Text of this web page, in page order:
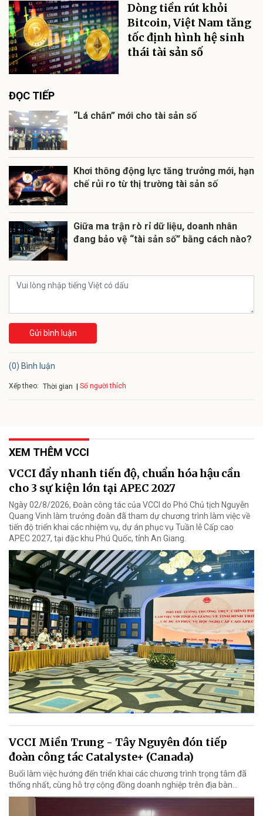
Dòng tiền rút khỏi
Bitcoin, Việt Nam tăng
tốc định hình hệ sinh
thái tài sản số
ĐỌC TIẾP
“Lá chắn” mới cho tài sản số
Khơi thông động lực tăng trưởng mới, hạn
chế rủi ro từ thị trường tài sản số
Giữa ma trận rò rỉ dữ liệu, doanh nhân
đang bảo vệ “tài sản số” bằng cách nào?
Gửi bình luận
(0) Bình luận
Xếp theo: Thời gian Số người thích
XEM THÊM VCCI
VCCI đẩy nhanh tiến độ, chuẩn hóa hậu cần
cho 3 sự kiện lớn tại APEC 2027
Ngày 02/8/2026, Đoàn công tác của VCCI do Phó Chủ tịch Nguyễn
Quang Vinh làm trưởng đoàn đã tham dự chương trình làm việc về
tiến độ triển khai các nhiệm vụ, dự án phục vụ Tuần lễ Cấp cao
APEC 2027, tại đặc khu Phú Quốc, tỉnh An Giang.
VCCI Miền Trung - Tây Nguyên đón tiếp
đoàn công tác Catalyste+ (Canada)
Buổi làm việc hướng đến triển khai các chương trình trọng tâm đã
thống nhất, cùng hỗ trợ cộng đồng doanh nghiệp trên địa bàn...